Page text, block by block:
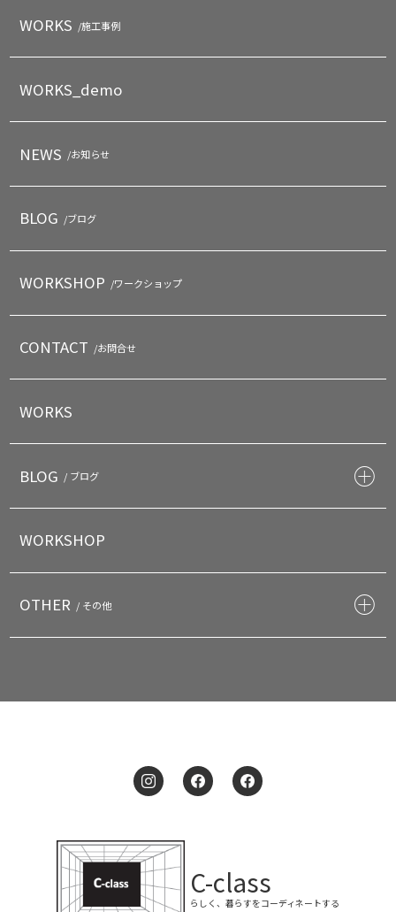
WORKS /施工事例
WORKS_demo
NEWS /お知らせ
BLOG /ブログ
WORKSHOP /ワークショップ
CONTACT /お問合せ
WORKS
BLOG / ブログ
WORKSHOP
OTHER / その他
C-class
らしく、暮らすをコーディネートする